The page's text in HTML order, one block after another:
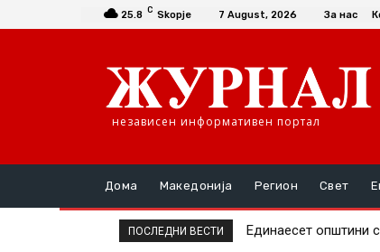
25.8 C Skopje 7 August, 2026 За нас
независен информативен портал
Дома Македонија Регион Свет
ПОСЛЕДНИ ВЕСТИ Единаесет општини
Повторно скок на